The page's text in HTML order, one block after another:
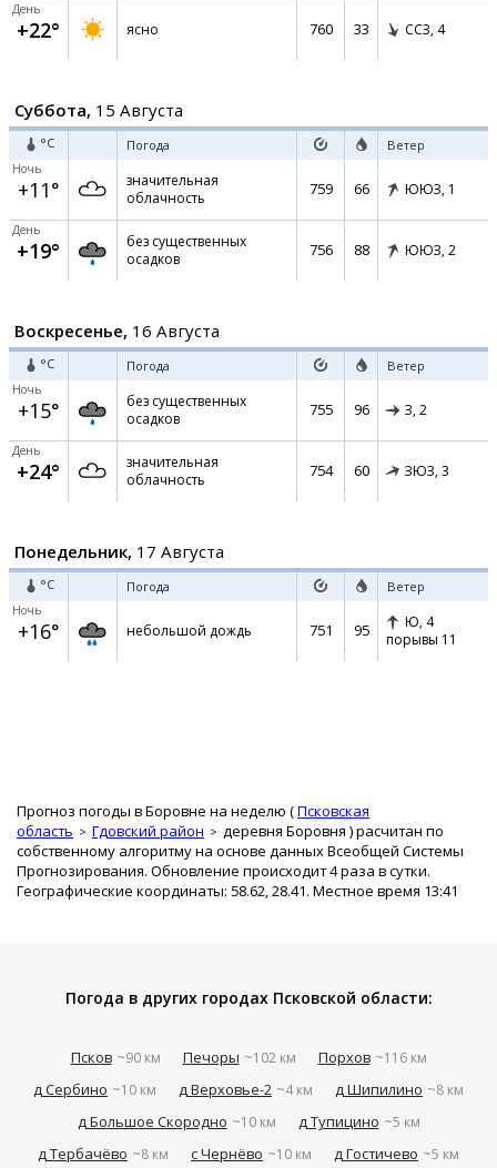
День
+22° ясно 760 33 ССЗ, 4
Суббота, 15 Августа
°C Погода Ветер
Ночь
+11°
значительная
облачность
759 66 ЮЮЗ, 1
День
+19°
без существенных
осадков
756 88 ЮЮЗ, 2
Воскресенье, 16 Августа
°C Погода Ветер
Ночь
+15°
без существенных
осадков
755 96 З, 2
День
+24°
значительная
облачность
754 60 ЗЮЗ, 3
Понедельник, 17 Августа
°C Погода Ветер
Ночь
+16° небольшой дождь 751 95 Ю, 4
порывы 11
Прогноз погоды в Боровне на неделю (Псковская
область
Гдовский район деревня Боровня ) расчитан по
собственному алгоритму на основе данных Всеобщей Системы
Прогнозирования. Обновление происходит 4 раза в сутки.
Географические координаты: 58.62, 28.41. Местное время 13:41
Погода в других городах Псковской области:
Псков ~90 км Печоры ~102 км Порхов ~116 км
д Сербино ~10 км д Верховье-2 ~4 км д Шипилино ~8 км
д Большое Скородно ~10 км д Тупицино ~5 км
д Тербачёво ~8 км с Чернёво ~10 км д Гостичево ~5 км